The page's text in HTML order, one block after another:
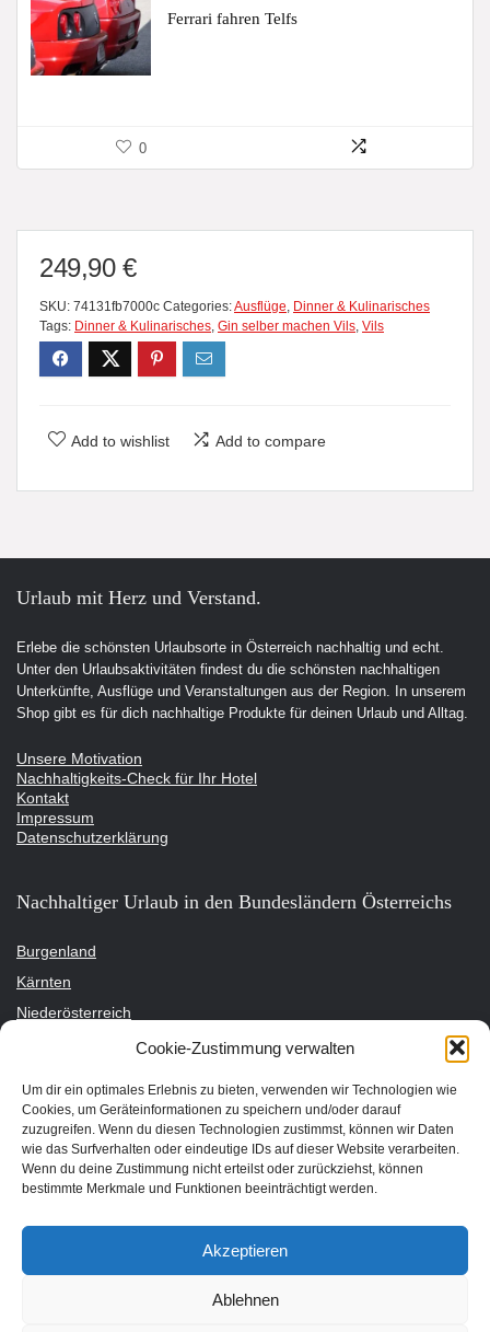
Cookie-Zustimmung verwalten
Um dir ein optimales Erlebnis zu bieten, verwenden wir Technologien wie
Cookies, um Geräteinformationen zu speichern und/oder darauf
zuzugreifen. Wenn du diesen Technologien zustimmst, können wir Daten
wie das Surfverhalten oder eindeutige IDs auf dieser Website verarbeiten.
Wenn du deine Zustimmung nicht erteilst oder zurückziehst, können
bestimmte Merkmale und Funktionen beeinträchtigt werden.
Akzeptieren
Ablehnen
Ferrari fahren Telfs
0
249,90 €
SKU: 74131fb7000c Categories:Ausflüge Dinner & Kulinarisches
Tags: Dinner & Kulinarisches Gin selber machen Vils Vils
Add to wishlist Add to compare
Urlaub mit Herz und Verstand.
Erlebe die schönsten Urlaubsorte in Österreich nachhaltig und echt.
Unter den Urlaubsaktivitäten findest du die schönsten nachhaltigen
Unterkünfte, Ausflüge und Veranstaltungen aus der Region. In unserem
Shop gibt es für dich nachhaltige Produkte für deinen Urlaub und Alltag.
Unsere Motivation
Nachhaltigkeits-Check für Ihr Hotel
Kontakt
Impressum
Datenschutzerklärung
Nachhaltiger Urlaub in den Bundesländern Österreichs
Burgenland
Kärnten
Niederösterreich
Steiermark
Tirol
Vorarlberg
Wien
Nachhaltige Unterkünfte für deinen Urlaub